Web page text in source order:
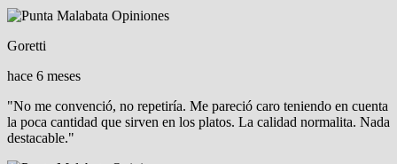
Goretti
hace 6 meses
"No me convenció, no repetiría. Me pareció caro teniendo en cuenta
la poca cantidad que sirven en los platos. La calidad normalita. Nada
destacable."